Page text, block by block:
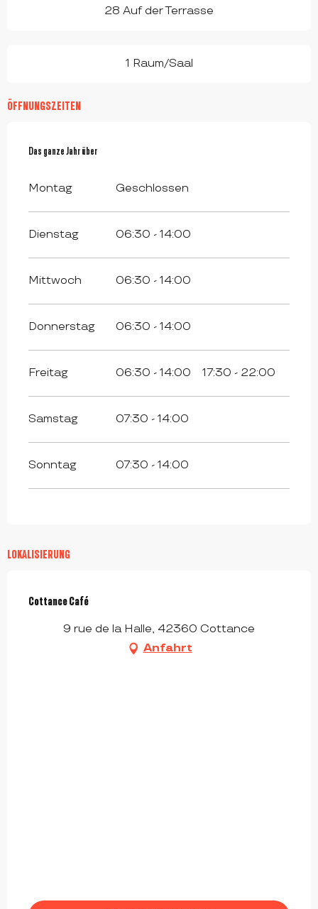
28 Auf der Terrasse
1 Raum/Saal
ÖFFNUNGSZEITEN
Das ganze Jahr über
Das ganze Jahr über
Montag Geschlossen
Dienstag 06:30 - 14:00
Mittwoch 06:30 - 14:00
Donnerstag 06:30 - 14:00
Freitag 06:30 - 14:00 17:30 - 22:00
Samstag 07:30 - 14:00
Sonntag 07:30 - 14:00
LOKALISIERUNG
Cottance Café
9 rue de la Halle, 42360 Cottance
Anfahrt